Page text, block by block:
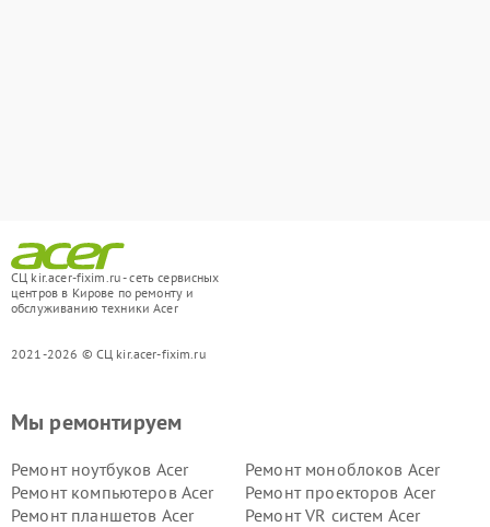
СЦ kir.acer-fixim.ru - сеть сервисных
центров в Кирове по ремонту и
обслуживанию техники Acer
2021-2026 © СЦ kir.acer-fixim.ru
Мы ремонтируем
Ремонт ноутбуков Acer
Ремонт моноблоков Acer
Ремонт компьютеров Acer
Ремонт проекторов Acer
Ремонт планшетов Acer
Ремонт VR систем Acer